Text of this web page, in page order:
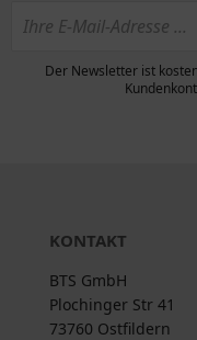
Der Newsletter ist
KONTAKT
BTS GmbH
Plochinger Str 41
73760 Ostfildern